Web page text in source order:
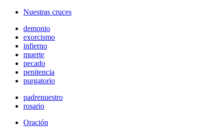
Nuestras cruces
demonio
exorcismo
infierno
muerte
pecado
penitencia
purgatorio
padrenuestro
rosario
Oración